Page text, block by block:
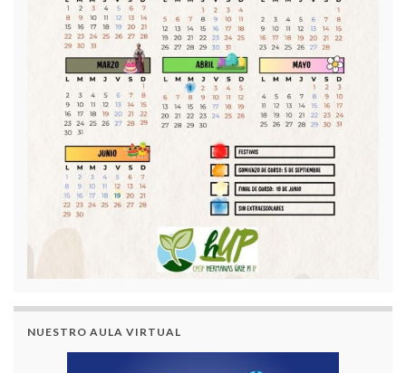
NUESTRO AULA VIRTUAL